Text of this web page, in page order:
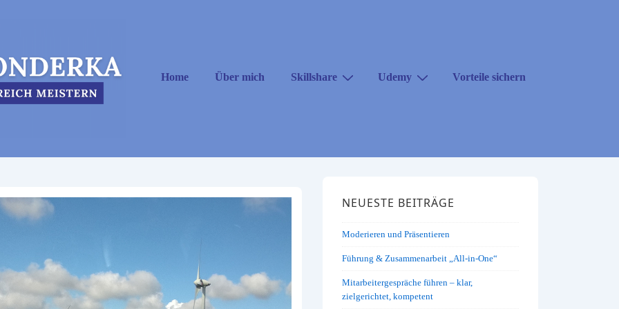
Hauptnavigation
Home Über mich Skillshare Udemy Vorteile sichern
NEUESTE BEITRÄGE
Moderieren und Präsentieren
Führung & Zusammenarbeit „All-in-One“
Mitarbeitergespräche führen – klar,
zielgerichtet, kompetent